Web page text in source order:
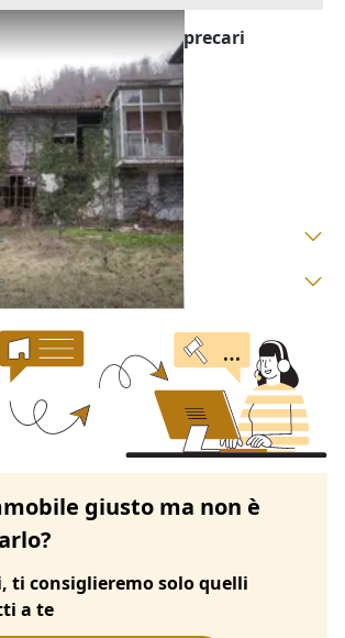
con fabbricati precari
(Vicenza)
giusto ma non è
ti consiglieremo solo quelli
a te